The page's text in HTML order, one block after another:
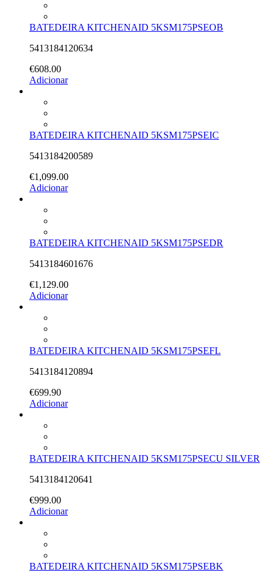
BATEDEIRA KITCHENAID 5KSM175PSEOB
5413184120634
€608.00
Adicionar
BATEDEIRA KITCHENAID 5KSM175PSEIC
5413184200589
€1,099.00
Adicionar
BATEDEIRA KITCHENAID 5KSM175PSEDR
5413184601676
€1,129.00
Adicionar
BATEDEIRA KITCHENAID 5KSM175PSEFL
5413184120894
€699.90
Adicionar
BATEDEIRA KITCHENAID 5KSM175PSECU SILVER
5413184120641
€999.00
Adicionar
BATEDEIRA KITCHENAID 5KSM175PSEBK